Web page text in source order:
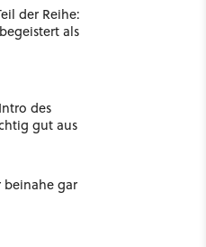
der Reihe:
als
des
gut aus
beinahe gar